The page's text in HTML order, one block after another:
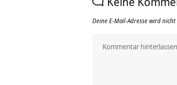
Deine E-Mail-Adresse wird